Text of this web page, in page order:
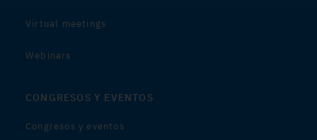
Virtual meetings
Webinars
CONGRESOS Y EVENTOS
Congresos y eventos